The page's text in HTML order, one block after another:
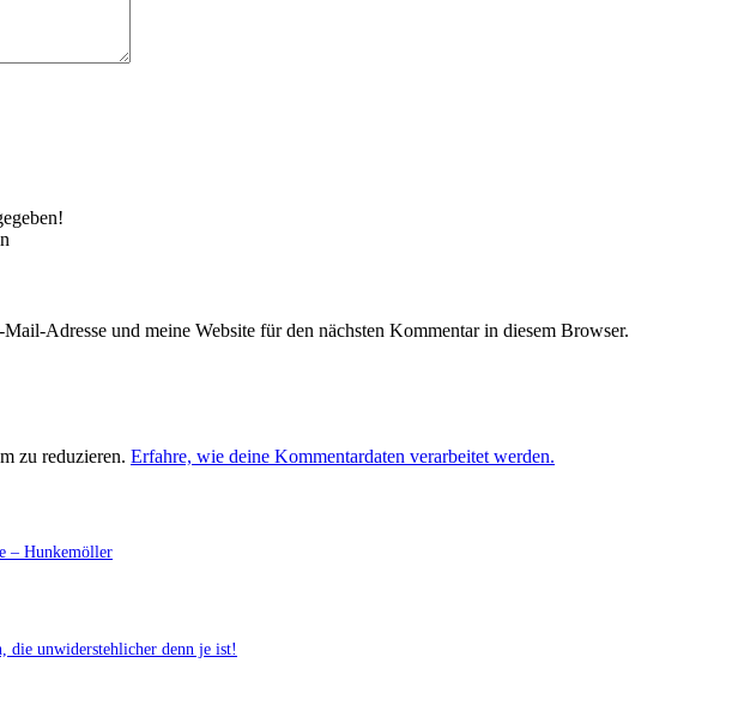
Adresse und meine Website für den nächsten Kommentar in diesem Browser.
zu reduzieren. Erfahre, wie deine Kommentardaten verarbeitet werden.
– Hunkemöller
die unwiderstehlicher denn je ist!